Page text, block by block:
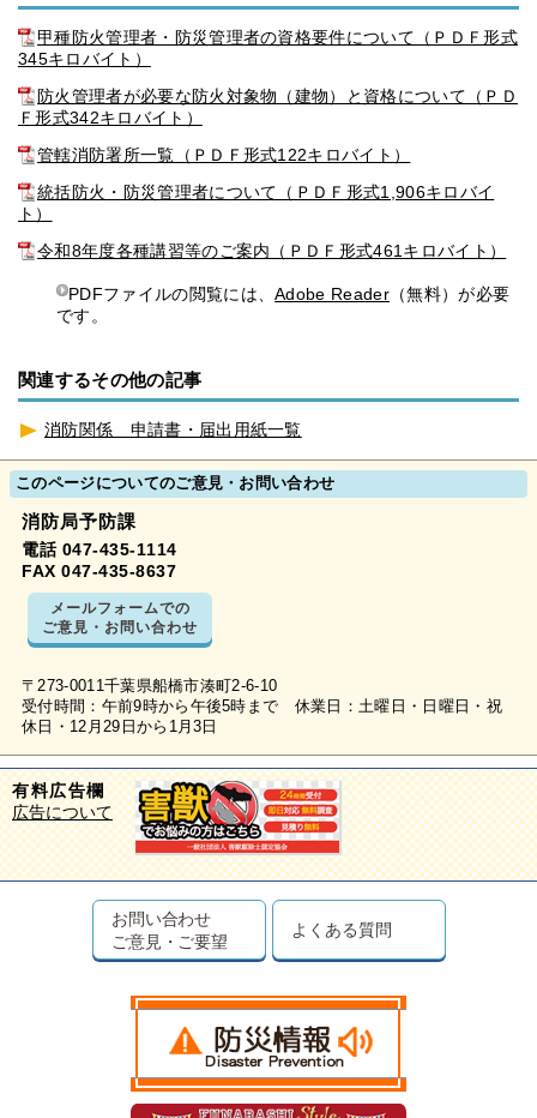
甲種防火管理者・防災管理者の資格要件について（ＰＤＦ形式
345キロバイト）
防火管理者が必要な防火対象物（建物）と資格について（ＰＤ
Ｆ形式342キロバイト）
管轄消防署所一覧（ＰＤＦ形式122キロバイト）
統括防火・防災管理者について（ＰＤＦ形式1,906キロバイ
ト）
令和8年度各種講習等のご案内（ＰＤＦ形式461キロバイト）
PDFファイルの閲覧には、Adobe Reader （無料）が必要
です。
関連するその他の記事
消防関係 申請書・届出用紙一覧
このページについてのご意見・お問い合わせ
消防局予防課
電話 047-435-1114
FAX 047-435-8637
メールフォームでの
ご意見・お問い合わせ
〒273-0011千葉県船橋市湊町2-6-10
受付時間：午前9時から午後5時まで 休業日：土曜日・日曜日・祝
休日・12月29日から1月3日
有料広告欄
広告について
お問い合わせ
ご意見・ご要望
よくある質問